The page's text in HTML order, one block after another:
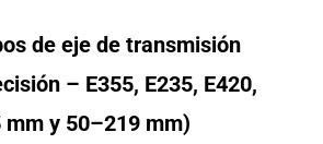
de eje de transmisión
– E355, E235, E420,
mm y 50–219 mm)